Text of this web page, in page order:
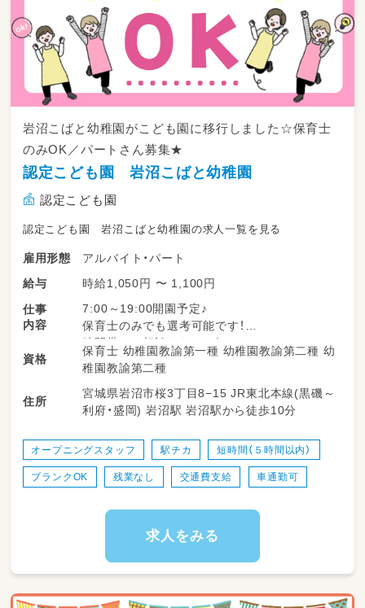
岩沼こばと幼稚園がこども園に移行しました☆保育士
のみOK／パートさん募集★
認定こども園 岩沼こばと幼稚園
認定こども園
認定こども園 岩沼こばと幼稚園の求人一覧を見る
雇用形態
アルバイト・パート
給与
時給1,050円 〜 1,100円
仕事
内容
7:00～19:00開園予定♪
保育士のみでも選考可能です！
時間帯はご相談ください！
固定時間の勤務も可能です♪
※扶養内の勤務も相談可能※
資格
保育士 幼稚園教諭第一種 幼稚園教諭第二種 幼
稚園教諭第二種
住所
宮城県岩沼市桜3丁目8−15 JR東北本線(黒磯～
利府・盛岡) 岩沼駅 岩沼駅から徒歩10分
オープニングスタッフ 駅チカ 短時間（５時間以内）
ブランクOK 残業なし 交通費支給 車通勤可
求人をみる